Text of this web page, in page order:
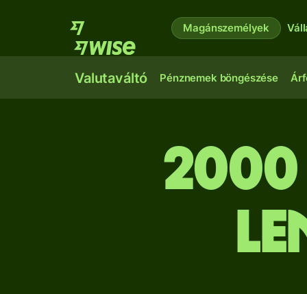
Magánszemélyek
Valutaváltó Pénznemek böngészése